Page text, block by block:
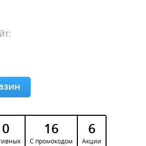
0 16
С промокодом
6
Акции